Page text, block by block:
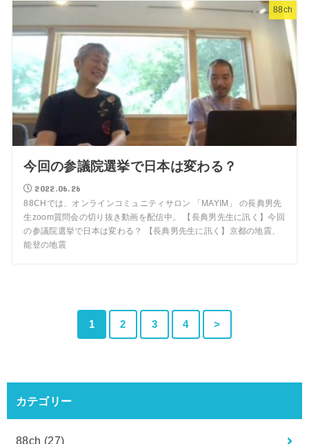
88ch
今回の参議院選挙で日本は変わる？
2022.06.26
88CHでは、オンラインコミュニティサロン 「MAYIM」 の長典男先
生zoom質問会の切り抜き動画を配信中。 【長典男先生に訊く】今回
の参議院選挙で日本は変わる？ 【長典男先生に訊く】京都の地震、
能登の地震
1 2 3 4 >
カテゴリー
88ch (27)